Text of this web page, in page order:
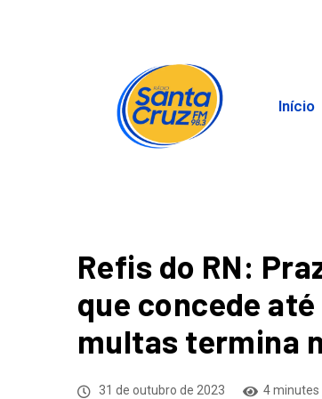
Início
Refis do RN:
que concede
multas termina
31 de outubro de 2023 4 minutes